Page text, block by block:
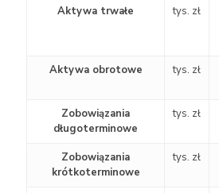
Aktywa trwałe
tys. zł
Aktywa obrotowe
tys. zł
Zobowiązania
długoterminowe
tys. zł
Zobowiązania
krótkoterminowe
tys. zł